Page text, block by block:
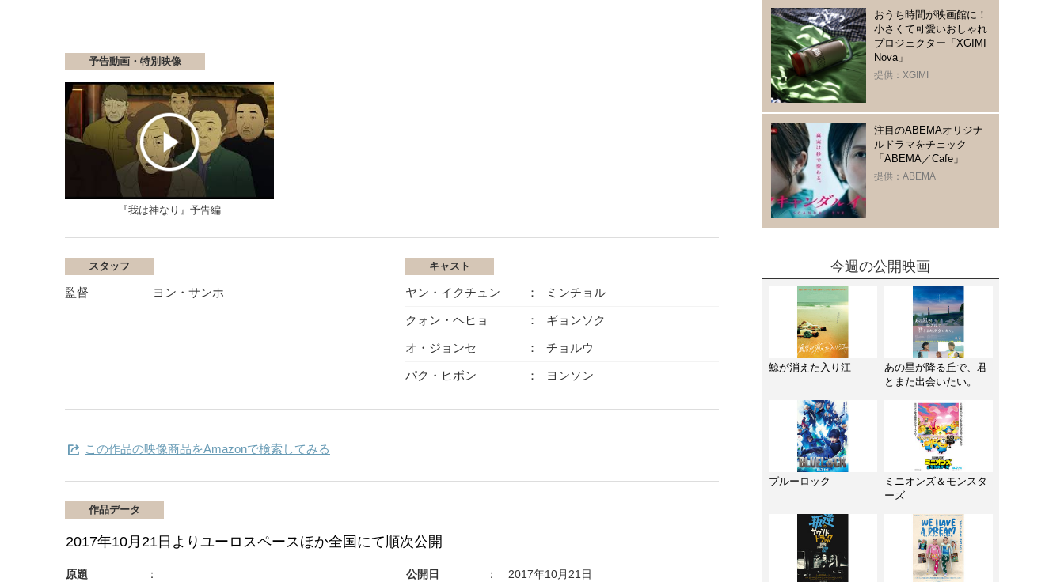
予告動画・特別映像
『我は神なり』予告編
スタッフ
監督 ヨン・サンホ
キャスト
ヤン・イクチュン ミンチョル
クォン・ヘヒョ ギョンソク
オ・ジョンセ チョルウ
パク・ヒボン ヨンソン
この作品の映像商品をAmazonで検索してみる
作品データ
2017年10月21日よりユーロスペースほか全国にて順次公開
原題 公開日 2017年10月21日
おうち時間が映画館に！
小さくて可愛いおしゃれ
プロジェクター「XGIMI
Nova」
提供：XGIMI
注目のABEMAオリジナ
ルドラマをチェック
「ABEMA／Cafe」
提供：ABEMA
今週の公開映画
鯨が消えた入り江
あの星が降る丘で、君
とまた出会いたい。
ブルーロック
ミニオンズ＆モンスタ
ーズ